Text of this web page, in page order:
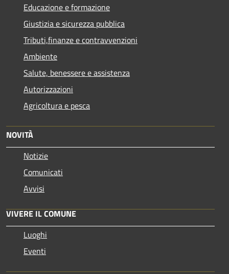
Educazione e formazione
Giustizia e sicurezza pubblica
Tributi,finanze e contravvenzioni
Ambiente
Salute, benessere e assistenza
Autorizzazioni
Agricoltura e pesca
NOVITÀ
Notizie
Comunicati
Avvisi
VIVERE IL COMUNE
Luoghi
Eventi